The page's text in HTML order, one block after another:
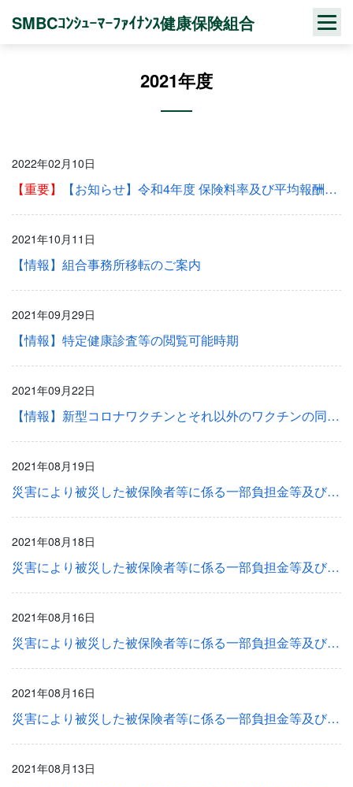
SMBCｺﾝｼｭｰﾏｰﾌｧｲﾅﾝｽ健康保険組合
2021年度
2022年02月10日
【重要】 【お知らせ】令和4年度 保険料率及び平均報酬月額の決定について
2021年10月11日
【情報】組合事務所移転のご案内
2021年09月29日
【情報】特定健康診査等の閲覧可能時期
2021年09月22日
【情報】新型コロナワクチンとそれ以外のワクチンの同時接種について
2021年08月19日
災害により被災した被保険者等に係る一部負担金等及び健康保険料の取扱い等について＜続報＞
2021年08月18日
災害により被災した被保険者等に係る一部負担金等及び健康保険料の取扱い等について＜続報＞
2021年08月16日
災害により被災した被保険者等に係る一部負担金等及び健康保険料の取扱い等について＜続報＞
2021年08月16日
災害により被災した被保険者等に係る一部負担金等及び健康保険料の取扱い等について
2021年08月13日